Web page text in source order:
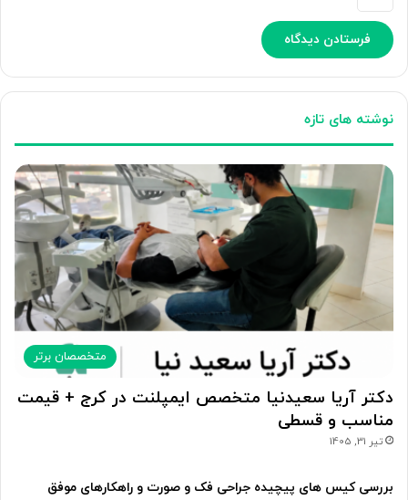
نوشته های تازه
متخصصان برتر
دکتر آریا سعیدنیا متخصص ایمپلنت در کرج + قیمت
مناسب و قسطی
تیر 31, 1405
بررسی کیس های پیچیده جراحی فک و صورت و راهکارهای موفق